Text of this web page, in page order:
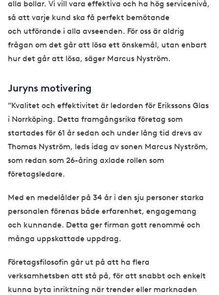
alla bollar. Vi vill vara effektiva och ha hög servicenivå,
så att varje kund ska få perfekt bemötande
och utförande i alla avseenden. För oss är aldrig
frågan om det går att lösa ett önskemål, utan enbart
hur det går att lösa, säger Marcus Nyström.
Juryns motivering
”Kvalitet och effektivitet är ledorden för Erikssons Glas
i Norrköping. Detta framgångsrika företag som
startades för 61 år sedan och under lång tid drevs av
Thomas Nyström, leds idag av sonen Marcus Nyström,
som redan som 26-åring axlade rollen som
företagsledare.
Med en medelålder på 34 år i den sju personer starka
personalen förenas både erfarenhet, engagemang
och kunnande. Detta ger firman gott renommé och
många uppskattade uppdrag.
Företagsfilosofin går ut på att ha flera
verksamhetsben att stå på, för att snabbt och enkelt
kunna byta inriktning när trender eller marknaden